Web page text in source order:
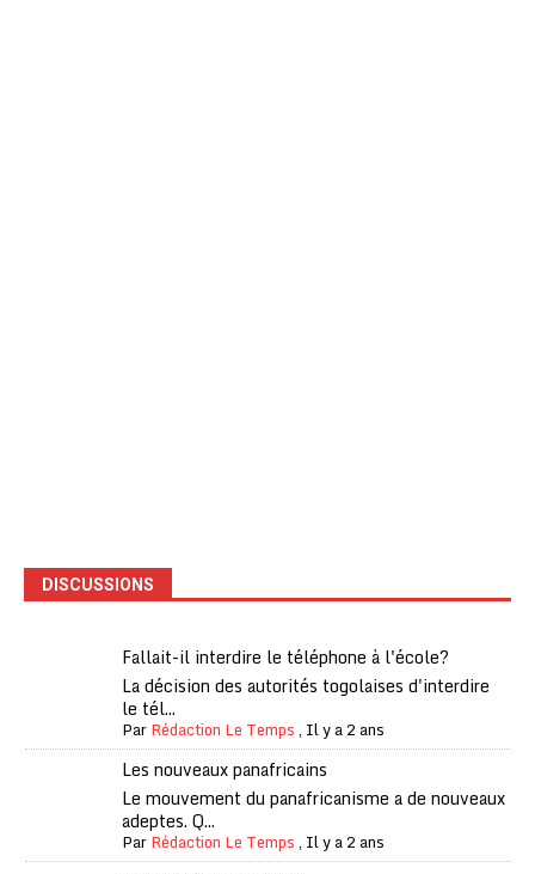
DISCUSSIONS
Fallait-il interdire le téléphone à l'école?
La décision des autorités togolaises d'interdire
le tél...
ParRédaction Le Temps, Il y a 2 ans
Les nouveaux panafricains
Le mouvement du panafricanisme a de nouveaux
adeptes. Q...
ParRédaction Le Temps, Il y a 2 ans